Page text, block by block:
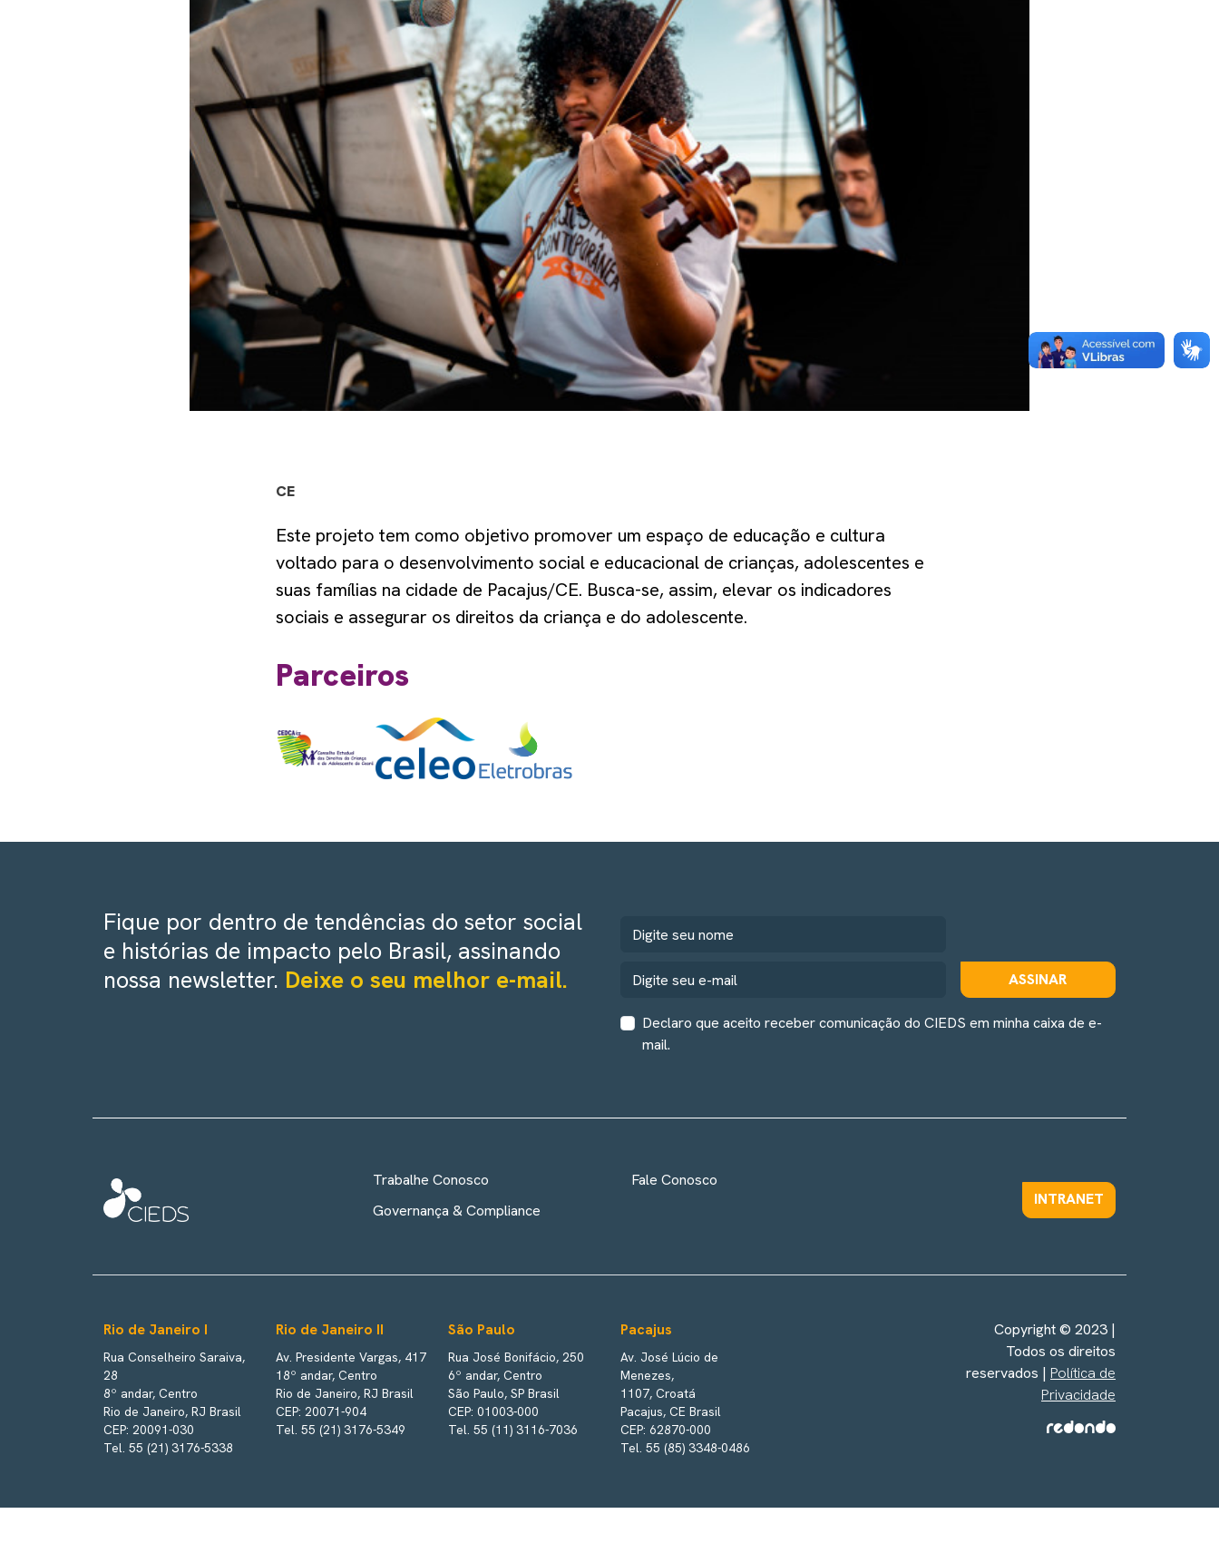
CE
Este projeto tem como objetivo promover um espaço de educação e cultura
voltado para o desenvolvimento social e educacional de crianças, adolescentes e
suas famílias na cidade de Pacajus/CE. Busca-se, assim, elevar os indicadores
sociais e assegurar os direitos da criança e do adolescente.
Parceiros
Fique por dentro de tendências do setor social
e histórias de impacto pelo Brasil, assinando
nossa newsletter. Deixe o seu melhor e-mail. ASSINAR
Declaro que aceito receber comunicação do CIEDS em minha caixa de e-
mail.
Trabalhe Conosco
Governança & Compliance
Fale Conosco
INTRANET
Rio de Janeiro I
Rua Conselheiro Saraiva,
28
8º andar, Centro
Rio de Janeiro, RJ Brasil
CEP: 20091-030
Tel. 55 (21) 3176-5338
Rio de Janeiro II
Av. Presidente Vargas, 417
18º andar, Centro
Rio de Janeiro, RJ Brasil
CEP: 20071-904
Tel. 55 (21) 3176-5349
São Paulo
Rua José Bonifácio, 250
6º andar, Centro
São Paulo, SP Brasil
CEP: 01003-000
Tel. 55 (11) 3116-7036
Pacajus
Av. José Lúcio de
Menezes,
1107, Croatá
Pacajus, CE Brasil
CEP: 62870-000
Tel. 55 (85) 3348-0486
Copyright © 2023 |
Todos os direitos
reservados | Política de
Privacidade